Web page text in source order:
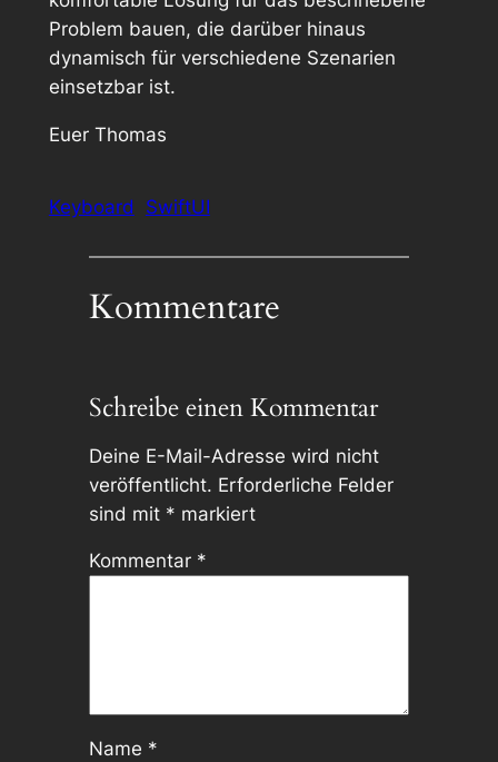
Problem bauen, die darüber hinaus
dynamisch für verschiedene Szenarien
einsetzbar ist.
Euer Thomas
Keyboard SwiftUI
Kommentare
Schreibe einen Kommentar
Deine E-Mail-Adresse wird nicht
veröffentlicht. Erforderliche Felder
sind mit * markiert
Kommentar *
Name *